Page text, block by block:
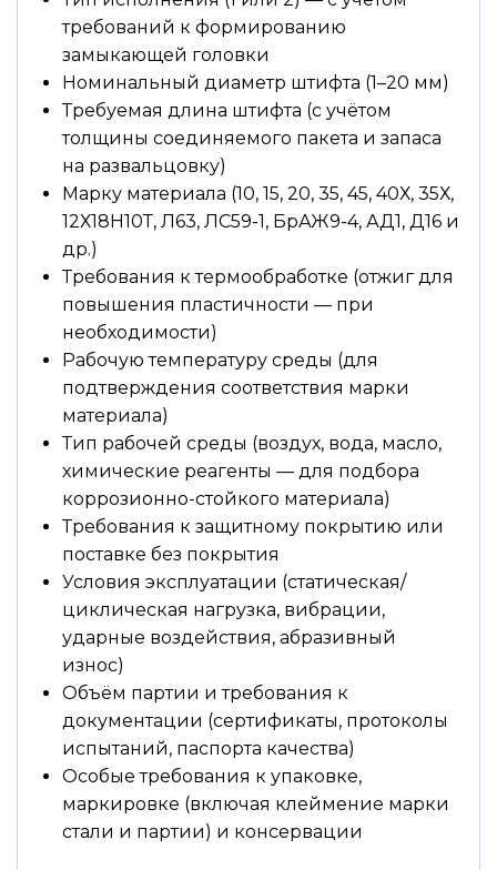
требований к формированию
замыкающей головки
Номинальный диаметр штифта (1–20 мм)
Требуемая длина штифта (с учётом
толщины соединяемого пакета и запаса
на развальцовку)
Марку материала (10, 15, 20, 35, 45, 40Х, 35Х,
12Х18Н10Т, Л63, ЛС59-1, БрАЖ9-4, АД1, Д16 и
др.)
Требования к термообработке (отжиг для
повышения пластичности — при
необходимости)
Рабочую температуру среды (для
подтверждения соответствия марки
материала)
Тип рабочей среды (воздух, вода, масло,
химические реагенты — для подбора
коррозионно-стойкого материала)
Требования к защитному покрытию или
поставке без покрытия
Условия эксплуатации (статическая/
циклическая нагрузка, вибрации,
ударные воздействия, абразивный
износ)
Объём партии и требования к
документации (сертификаты, протоколы
испытаний, паспорта качества)
Особые требования к упаковке,
маркировке (включая клеймение марки
стали и партии) и консервации